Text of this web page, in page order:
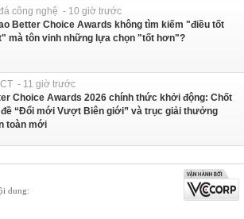
công nghệ - 10 giờ trước
Better Choice Awards không tìm kiếm "điều tốt
mà tôn vinh những lựa chọn "tốt hơn"?
- 11 giờ trước
Choice Awards 2026 chính thức khởi động: Chốt
“Đổi mới Vượt Biên giới” và trục giải thưởng
toàn mới
dung: